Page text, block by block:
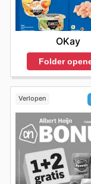
OKay
Folder
Verlopen